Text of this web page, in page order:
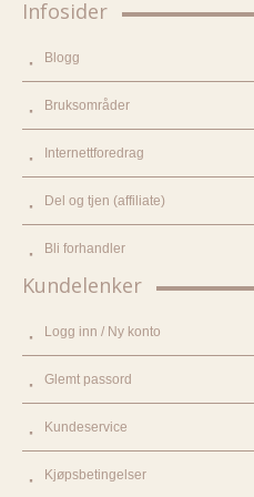
Infosider
Blogg
Bruksområder
Internettforedrag
Del og tjen (affiliate)
Bli forhandler
Kundelenker
Logg inn / Ny konto
Glemt passord
Kundeservice
Kjøpsbetingelser